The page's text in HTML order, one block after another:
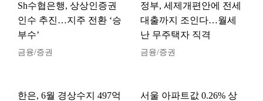
Sh수협은행, 상상인증권
인수 추진…지주 전환 ‘승
부수’
금융/증권
정부, 세제개편안에 전세
대출까지 조인다…월세
난 무주택자 직격
금융/증권
한은, 6월 경상수지 497억
서울 아파트값 0.26% 상